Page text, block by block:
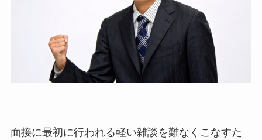
面接に最初に行われる軽い雑談を難なくこなすた